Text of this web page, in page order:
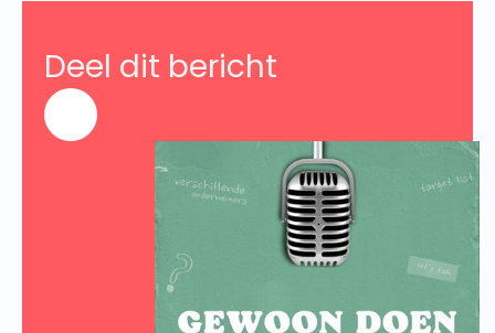
Deel dit bericht